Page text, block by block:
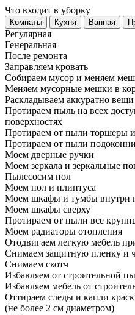
Что входит в уборку
Регу­лярная
Гене­ральная
После ремонта
Заправляем кровать
Собираем мусор и меняем
Меняем мусорные мешки в
Раскладываем аккуратно вещи
Протираем пыль на всех
поверхностях
Протираем от пыли торшеры
Протираем от пыли
Моем дверные ручки
Моем зеркала и зеркальные
Пылесосим пол
Моем пол и плинтуса
Моем шкафы и тумбы внутри
Моем шкафы сверху
Протираем от пыли все
Моем радиаторы отопления
Отодвигаем легкую мебель
Снимаем защитную пленку и
Снимаем скотч
Избавляем от строительной
Избавляем мебель от
Оттираем следы и капли
(не более 2 см диаметром)